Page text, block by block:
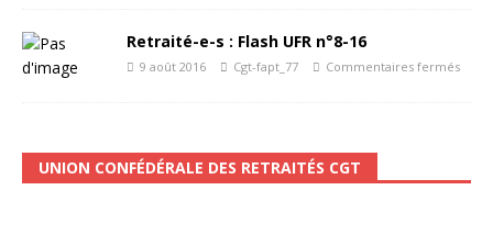
Retraité-e-s : Flash UFR n°8-16
9 août 2016 Cgt-fapt_77 Commentaires fermés
UNION CONFÉDÉRALE DES RETRAITÉS CGT